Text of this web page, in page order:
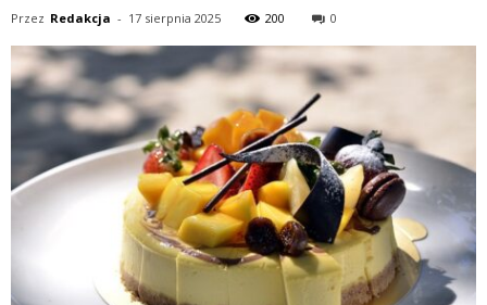
Przez Redakcja - 17 sierpnia 2025 200 0